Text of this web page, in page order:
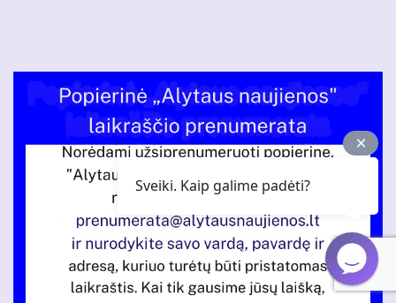
Sveiki. Kaip galime padėti?